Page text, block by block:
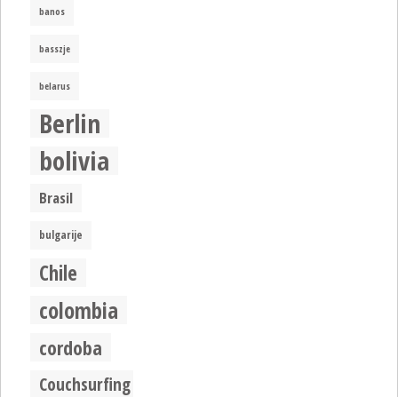
banos
basszje
belarus
Berlin
bolivia
Brasil
bulgarije
Chile
colombia
cordoba
Couchsurfing